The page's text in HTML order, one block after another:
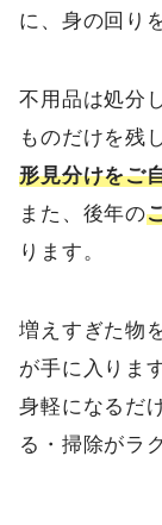
に、身の回り
不用品は処分
ものだけを残
形見分けをご
また、後年の
ります。
増えすぎた物
が手に入ります
身軽になるだ
る・掃除がラ